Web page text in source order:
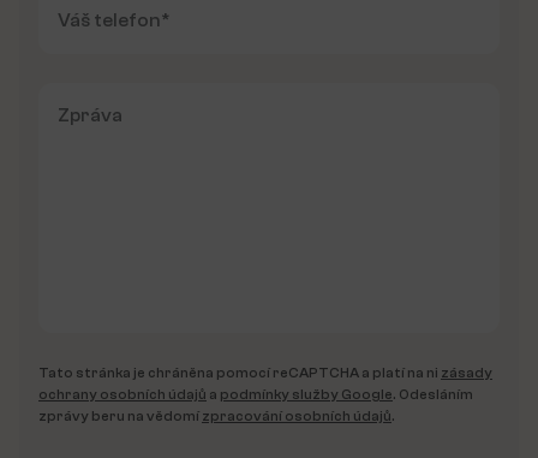
Tato stránka je chráněna pomocí reCAPTCHA a platí na ni zásady
ochrany osobních údajů a podmínky služby Google. Odesláním
zprávy beru na vědomí zpracování osobních údajů.